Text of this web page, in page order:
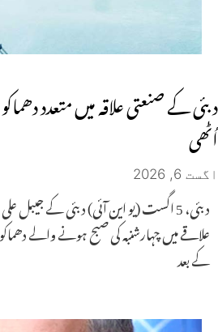
دبئی کے صنعتی علاقہ میں متعدد
اُٹھی
اگست 6, 2026
دبئی، 5 اگست (یو این آئی) دبئی کے
علاقے میں چہارشنبہ کی صبح ہونے والے
کے بعد